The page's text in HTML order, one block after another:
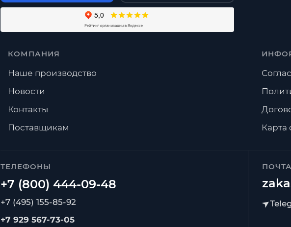
ТЕЛЕФОНЫ
+7 (495) 155-85-92
+7 929 567-73-05
КОМПАНИЯ
Наше производство
Новости
Контакты
Поставщикам
Карта